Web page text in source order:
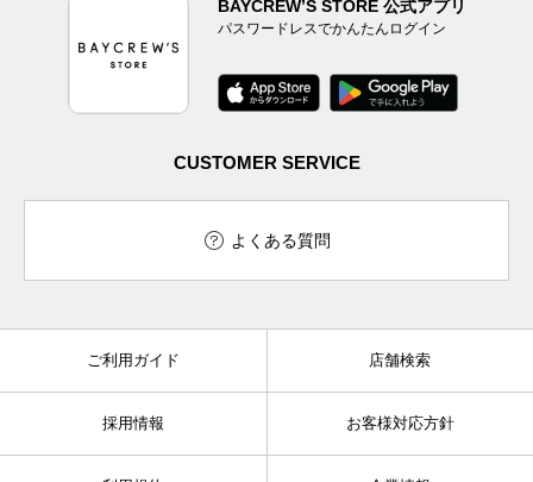
BAYCREW’S STORE 公式アプリ
パスワードレスでかんたんログイン
CUSTOMER SERVICE
よくある質問
ご利用ガイド 店舗検索
採用情報 お客様対応方針